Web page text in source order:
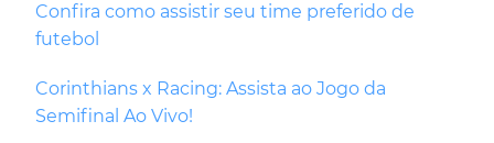
Confira como assistir seu time preferido de
futebol
Corinthians x Racing: Assista ao Jogo da
Semifinal Ao Vivo!